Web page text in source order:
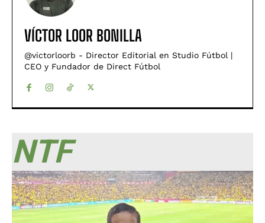
VÍCTOR LOOR BONILLA
@victorloorb - Director Editorial en Studio Fútbol |
CEO y Fundador de Direct Fútbol
NTF